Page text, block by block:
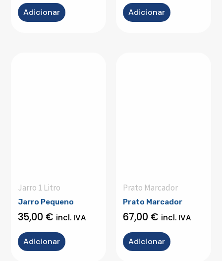
Adicionar Adicionar
Jarro 1 Litro
Jarro Pequeno
35,00 € incl. IVA
Adicionar
Prato Marcador
Prato Marcador
67,00 € incl. IVA
Adicionar